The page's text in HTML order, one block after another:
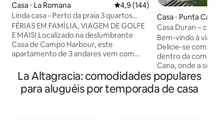
Casa ⋅ La Romana 4,9 de uma avaliação média de
4,9 (144)
Linda casa - Perto da praia 3 quartos
Vista da marina
FÉRIAS EM FAMÍLIA, VIAGEM DE GOLFE
E MAIS! Localizado na deslumbrante
Casa de Campo Harbour, este
apartamento de 3 andares vem com
áreas de estar e terraço, área de jantar e
3 quartos espaçosos com armário +
banheiro. A propriedade acomoda 8
Casa ⋅ Punta Cana
Casa Duran –
serenidade à
Bem-vindo à
Delicie-se com o
dentro da
Cana, onde a
serenidade. Este
condomínio de
banheiros e
La Altagracia: comodidades populares
para aluguéis por temporada de casa